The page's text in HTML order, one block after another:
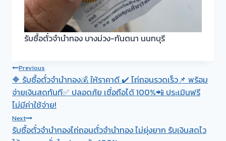
รับซื้อตั๋วจำนำทอง บางม่วง-กันตนา นนทบุรี
Post
navigation
Previous
🔶 รับซื้อตั๋วจำนำทอง💰 ให้ราคาดี ✔️ ไถ่ถอนรวดเร็ว📌 พร้อม
จ่ายเงินสดทันที✅ ปลอดภัย เชื่อถือได้ 100%📲 ประเมินฟรี
ไม่มีค่าใช้จ่าย!
Next
รับซื้อตั๋วจำนำทองไถ่ถอนตั๋วจำนำทอง ไม่ยุ่งยาก รับเงินสดไว